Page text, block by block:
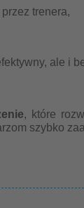
trenera,
ale i
, które
szybko